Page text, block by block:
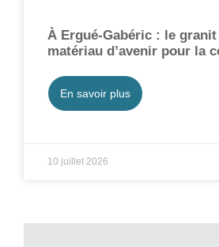
À Ergué-Gabéric : le
matériau d’avenir pour la
En savoir plus
10 juillet 2026